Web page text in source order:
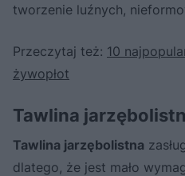
tworzenie luźnych,
Przeczytaj też: 10
żywopłot
Tawlina
Tawlina jarzębolistna
dlatego, że jest mało